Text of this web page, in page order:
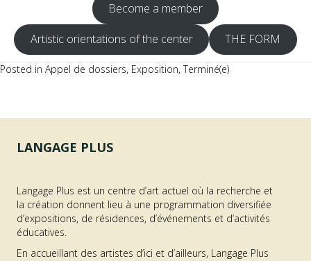
Become a member
Artistic orientations of the center THE FORM
Posted in Appel de dossiers, Exposition,Terminé(e)
LANGAGE PLUS
Langage Plus est un centre d’art actuel où la recherche et
la création donnent lieu à une programmation diversifiée
d’expositions, de résidences, d’événements et d’activités
éducatives.
En accueillant des artistes d’ici et d’ailleurs, Langage Plus